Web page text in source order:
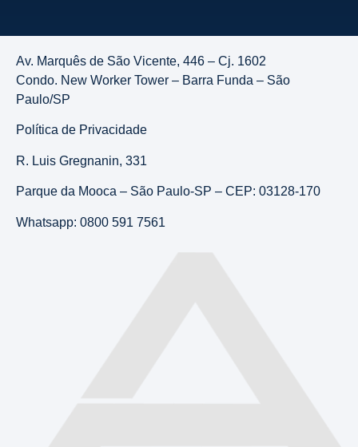
Av. Marquês de São Vicente, 446 – Cj. 1602
Condo. New Worker Tower – Barra Funda – São
Paulo/SP
Política de Privacidade
R. Luis Gregnanin, 331
Parque da Mooca – São Paulo-SP – CEP: 03128-170
Whatsapp: 0800 591 7561